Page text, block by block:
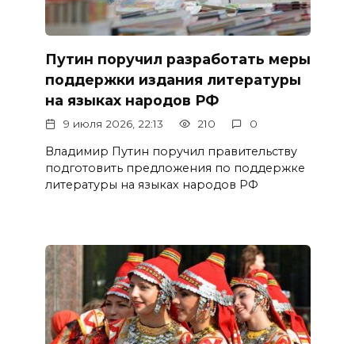
Путин поручил разработать меры
поддержки издания литературы
на языках народов РФ
9 июля 2026, 22:13 210 0
Владимир Путин поручил правительству
подготовить предложения по поддержке
литературы на языках народов РФ